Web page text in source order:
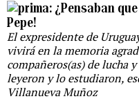
¿Pensaban
Pepe!
El expresidente de
vivirá en la memoria
compañeros(as) de lucha
leyeron y lo estudiaron,
Villanueva Muñoz